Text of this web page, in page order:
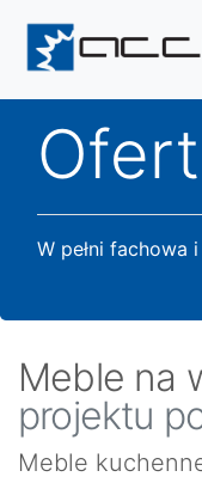
W pełni fachowa
Meble na
projektu
Meble